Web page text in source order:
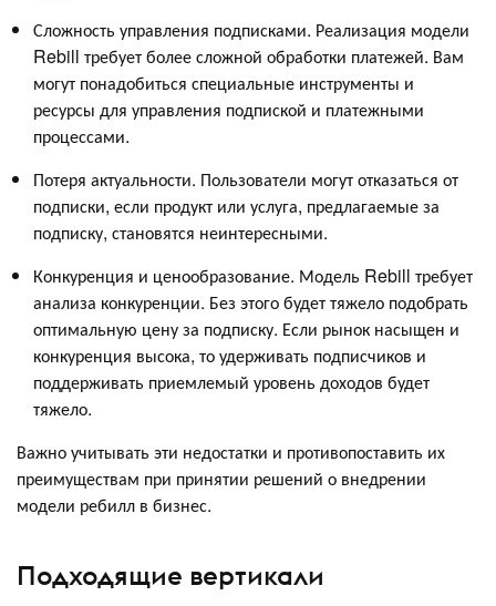
Сложность управления подписками. Реализация модели
Rebill требует более сложной обработки платежей. Вам
могут понадобиться специальные инструменты и
ресурсы для управления подпиской и платежными
процессами.
Потеря актуальности. Пользователи могут отказаться от
подписки, если продукт или услуга, предлагаемые за
подписку, становятся неинтересными.
Конкуренция и ценообразование. Модель Rebill требует
анализа конкуренции. Без этого будет тяжело подобрать
оптимальную цену за подписку. Если рынок насыщен и
конкуренция высока, то удерживать подписчиков и
поддерживать приемлемый уровень доходов будет
тяжело.
Важно учитывать эти недостатки и противопоставить их
преимуществам при принятии решений о внедрении
модели ребилл в бизнес.
Подходящие вертикали